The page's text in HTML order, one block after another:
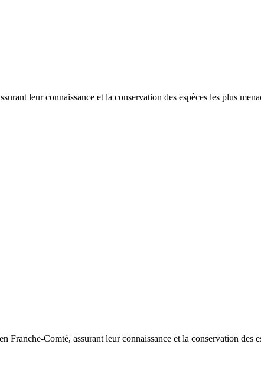
leur connaissance et la conservation des espèces les plus
Franche-Comté, assurant leur connaissance et la conservation des